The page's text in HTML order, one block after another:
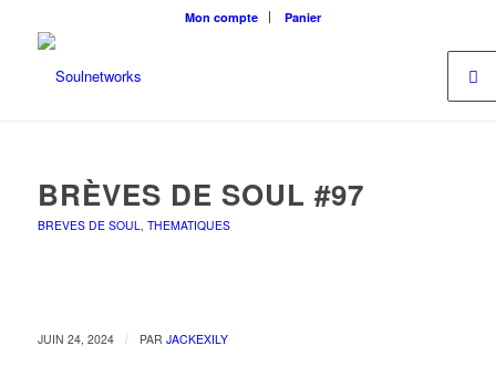
Mon compte Panier
BRÈVES DE SOUL #97
BREVES DE SOUL, THEMATIQUES
JUIN 24, 2024 / PAR JACKEXILY